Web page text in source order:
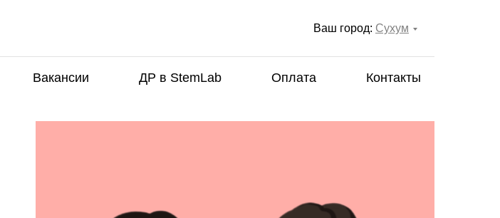
Ваш город: Сухум
Вакансии ДР в StemLab Оплата Контакты